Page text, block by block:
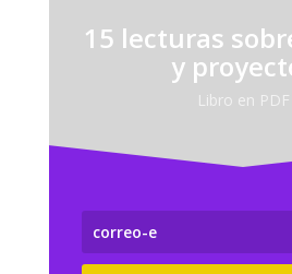
15 lecturas
y
Libro en PDF